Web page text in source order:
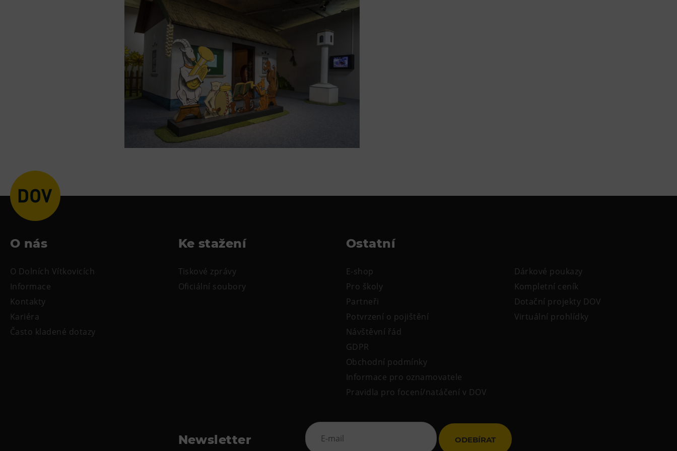
O nás
O Dolních Vítkovicích
Informace
Kontakty
Kariéra
Často kladené dotazy
Ke stažení
Tiskové zprávy
Oficiální soubory
Ostatní
E-shop
Pro školy
Partneři
Potvrzení o pojištění
Návštěvní řád
GDPR
Obchodní podmínky
Informace pro oznamovatele
Pravidla pro focení/natáčení v DOV
Dárkové poukazy
Kompletní ceník
Dotační projekty DOV
Virtuální prohlídky
Newsletter ODEBÍRAT